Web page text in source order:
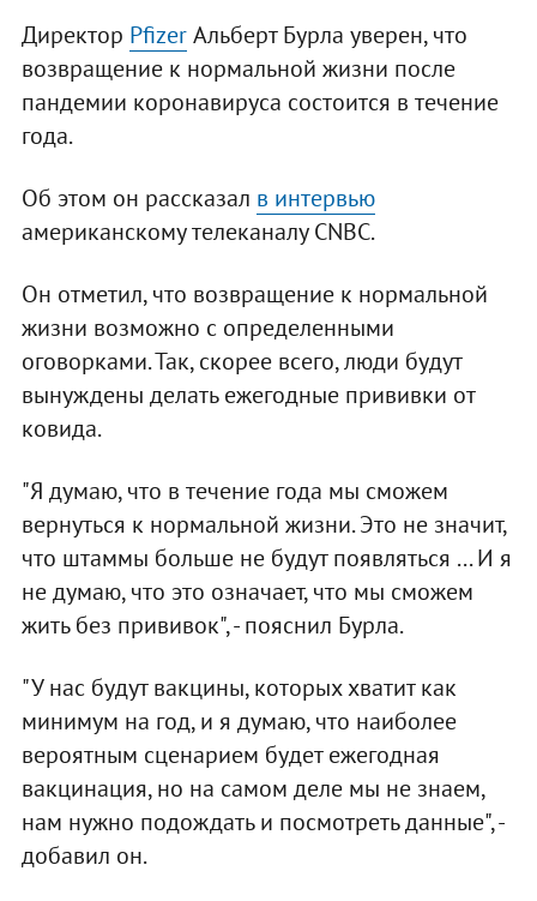
Директор PfizerАльберт Бурла уверен, что
возвращение к нормальной жизни после
пандемии коронавируса состоится в течение
года.
Об этом он рассказал в интервью
американскому телеканалу CNBC.
Он отметил, что возвращение к нормальной
жизни возможно с определенными
оговорками. Так, скорее всего, люди будут
вынуждены делать ежегодные прививки от
ковида.
"Я думаю, что в течение года мы сможем
вернуться к нормальной жизни. Это не значит,
что штаммы больше не будут появляться ... И я
не думаю, что это означает, что мы сможем
жить без прививок", - пояснил Бурла.
"У нас будут вакцины, которых хватит как
минимум на год, и я думаю, что наиболее
вероятным сценарием будет ежегодная
вакцинация, но на самом деле мы не знаем,
нам нужно подождать и посмотреть данные", -
добавил он.